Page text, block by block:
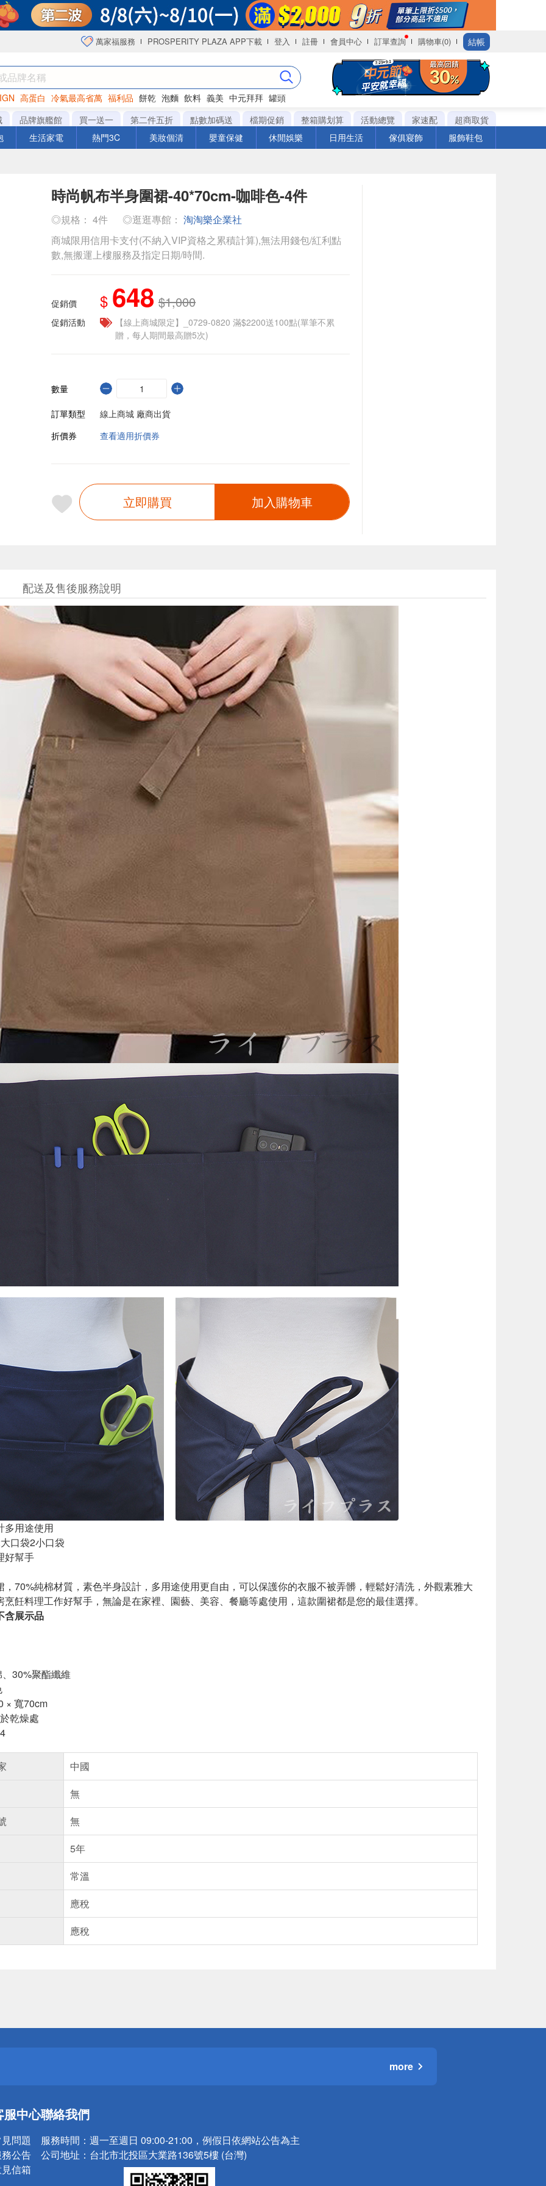
萬家福服務 PROSPERITY PLAZA APP下載 登入 註冊 會員中心 訂單查詢 購物車(0) 結帳
高蛋白 冷氣最高省萬 福利品 餅乾 泡麵 飲料 義美 中元拜拜 罐頭
咖啡
品牌旗艦館 買一送一 第二件五折 點數加碼送 檔期促銷 整箱購划算 活動總覽 家速配
超商取貨
生活家電 熱門3C 美妝個清 嬰童保健 休閒娛樂 日用生活 傢俱寢飾 服飾鞋包
時尚帆布半身圍裙-40*70cm-咖啡色-4件
◎規格： 4件 ◎逛逛專館： 淘淘樂企業社
商城限用信用卡支付(不納入VIP資格之累積計算),無法用錢包/紅利點
數,無搬運上樓服務及指定日期/時間.
促銷價 $ 648 $1,000
促銷活動
【線上商城限定】_0729-0820 滿$2200送100點(單筆不累
贈，每人期間最高贈5次)
數量
訂單類型
線上商城 廠商出貨
折價券
查看適用折價券
立即購買 加入購物車
配送及售後服務說明
多用途使用
口袋2小口袋
好幫手
，70%純棉材質，素色半身設計，多用途使用更自由，可以保護你的衣服不被弄髒，輕鬆好清洗，外觀素雅大
烹飪料理工作好幫手，無論是在家裡、園藝、美容、餐廳等處使用，這款圍裙都是您的最佳選擇。
展示品
30%聚酯纖維
× 寬70cm
乾燥處
中國
無
無
5年
常溫
應稅
應稅
小心！
小心！
more
服中心
問題
公告
信箱
聯絡我們
服務時間： 週一至週日 09:00-21:00，例假日依網站公告為主
公司地址： 台北市北投區大業路136號5樓 (台灣)